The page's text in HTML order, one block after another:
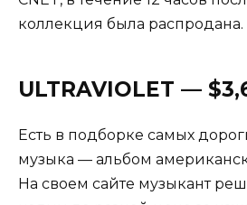
коллекция была распродана.
ULTRAVIOLET —
Есть в подборке самых
музыка — альбом
На своем сайте музыкант